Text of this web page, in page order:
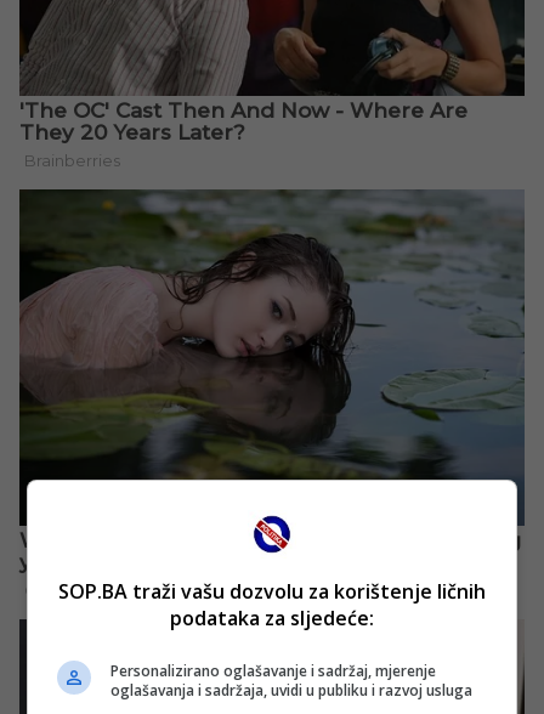
SOP.BA traži vašu dozvolu za korištenje ličnih
podataka za sljedeće:
Personalizirano oglašavanje i sadržaj, mjerenje
oglašavanja i sadržaja, uvidi u publiku i razvoj usluga